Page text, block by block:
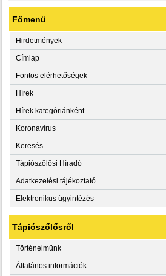
Főmenü
Hirdetmények
Címlap
Fontos elérhetőségek
Hírek
Hírek kategóriánként
Koronavírus
Keresés
Tápiószőlősi Híradó
Adatkezelési tájékoztató
Elektronikus ügyintézés
Tápiószőlősről
Történelmünk
Általános információk